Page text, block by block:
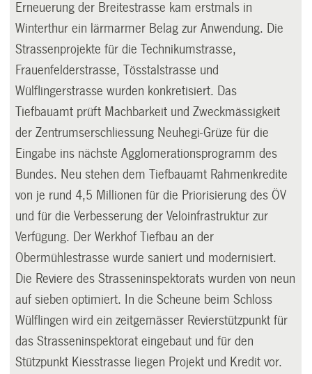
Erneuerung der Breitestrasse kam erstmals in
Winterthur ein lärmarmer Belag zur Anwendung. Die
Strassenprojekte für die Technikumstrasse,
Frauenfelderstrasse, Tösstalstrasse und
Wülflingerstrasse wurden konkretisiert. Das
Tiefbauamt prüft Machbarkeit und Zweckmässigkeit
der Zentrumserschliessung Neuhegi-Grüze für die
Eingabe ins nächste Agglomerationsprogramm des
Bundes. Neu stehen dem Tiefbauamt Rahmenkredite
von je rund 4,5 Millionen für die Priorisierung des ÖV
und für die Verbesserung der Veloinfrastruktur zur
Verfügung. Der Werkhof Tiefbau an der
Obermühlestrasse wurde saniert und modernisiert.
Die Reviere des Strasseninspektorats wurden von neun
auf sieben optimiert. In die Scheune beim Schloss
Wülflingen wird ein zeitgemässer Revierstützpunkt für
das Strasseninspektorat eingebaut und für den
Stützpunkt Kiesstrasse liegen Projekt und Kredit vor.